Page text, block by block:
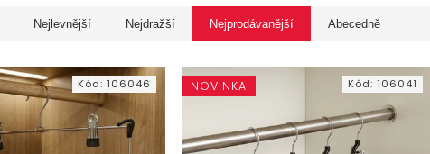
Nejlevnější Nejdražší Nejprodávanější Abecedně
Kód: 106046 NOVINKA Kód: 106041